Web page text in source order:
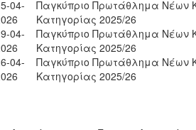
04-
Παγκύπριο Πρωτάθλημα Νέων
Κατηγορίας 2025/26
04-
Παγκύπριο Πρωτάθλημα Νέων
Κατηγορίας 2025/26
04-
Παγκύπριο Πρωτάθλημα Νέων
Κατηγορίας 2025/26